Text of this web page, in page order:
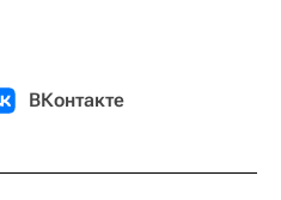
ВКонтакте